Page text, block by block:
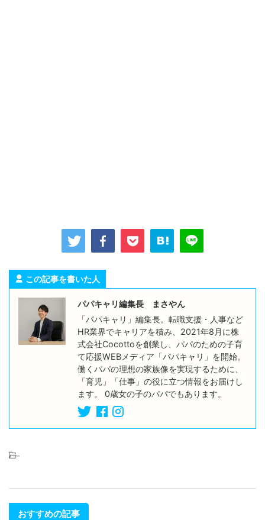
この記事を書いた人
パパキャリ編集長 まさやん
「パパキャリ」編集長。転職支援・人事など
HR業界でキャリアを積み、2021年8月に株
式会社Cocottoを創業し、パパのための子育
て応援WEBメディア「パパキャリ」を開始。
働くパパの理想の家族像を実現するために、
「育児」「仕事」の役に立つ情報をお届けし
ます。 0歳女の子のパパでもあります。
-
おすすめの記事